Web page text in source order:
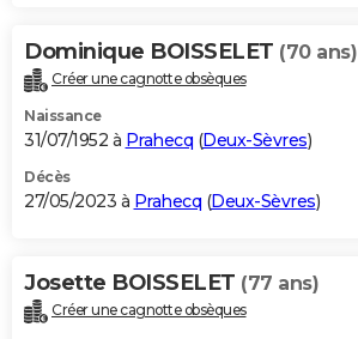
Dominique BOISSELET (70 ans)
Créer une cagnotte obsèques
Naissance
31/07/1952 à Prahecq (Deux-Sèvres)
Décès
27/05/2023 à Prahecq (Deux-Sèvres)
Josette BOISSELET (77 ans)
Créer une cagnotte obsèques